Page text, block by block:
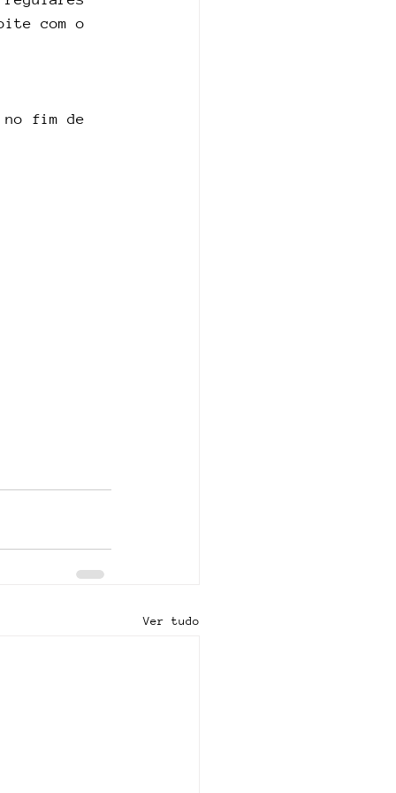
com o
no fim de
Ver tudo